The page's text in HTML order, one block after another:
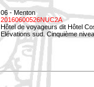
06 - Menton
20160600526NUC2A
Hôtel de voyageurs dit Hôtel
Elévations sud. Cinquième